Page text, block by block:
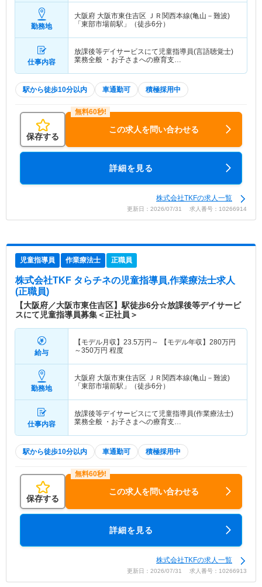
勤務地
大阪府 大阪市東住吉区 ＪＲ関西本線(亀山－難波)
「東部市場前駅」（徒歩6分）
仕事内容
放課後等デイサービスにて児童指導員(言語聴覚士)
業務全般 ・お子さまへの療育支…
駅から徒歩10分以内 車通勤可 積極採用中
保存する
この求人を問い合わせる
詳細を見る
株式会社TKFの求人一覧
更新日：2026/07/31 求人番号：10266914
児童指導員 作業療法士 正職員
株式会社TKF タらチネの児童指導員,作業療法士求人
(正職員)
【大阪府／大阪市東住吉区】駅徒歩6分☆放課後等デイサービ
スにて児童指導員募集＜正社員＞
給与
【モデル月収】 23.5万円～ 【モデル年収】 280万円
～350万円 程度
勤務地
大阪府 大阪市東住吉区 ＪＲ関西本線(亀山－難波)
「東部市場前駅」（徒歩6分）
仕事内容
放課後等デイサービスにて児童指導員(作業療法士)
業務全般 ・お子さまへの療育支…
駅から徒歩10分以内 車通勤可 積極採用中
保存する
この求人を問い合わせる
詳細を見る
株式会社TKFの求人一覧
更新日：2026/07/31 求人番号：10266913